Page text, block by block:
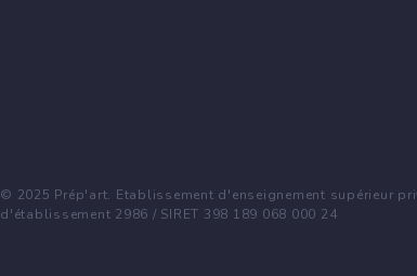
© 2025 Prép'art. Etablissement d'enseignement supérieur
d'établissement 2986 / SIRET 398 189 068 000 24